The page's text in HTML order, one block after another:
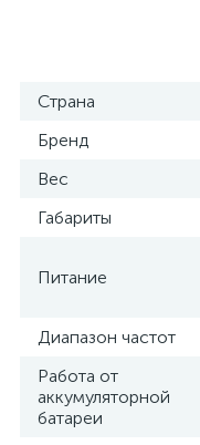
Страна
Бренд
Вес
Габариты
Питание
Диапазон частот
Работа от
аккумуляторной
батареи